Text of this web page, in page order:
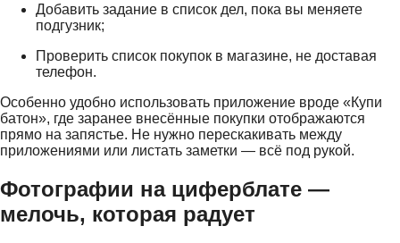
Добавить задание в список дел, пока вы меняете
подгузник;
Проверить список покупок в магазине, не доставая
телефон.
Особенно удобно использовать приложение вроде «Купи
батон», где заранее внесённые покупки отображаются
прямо на запястье. Не нужно перескакивать между
приложениями или листать заметки — всё под рукой.
Фотографии на циферблате —
мелочь, которая радует